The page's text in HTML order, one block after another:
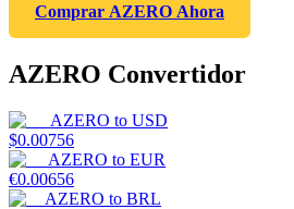
Comprar AZERO Ahora
AZERO Convertidor
AZERO to USD
$0.00756
AZERO to EUR
€0.00656
AZERO to BRL